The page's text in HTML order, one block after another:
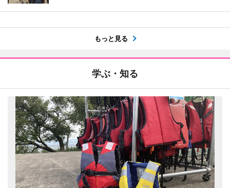
もっと見る
学ぶ・知る